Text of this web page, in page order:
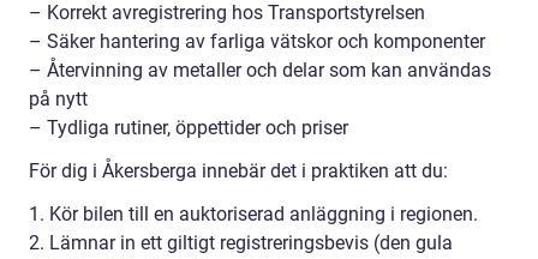
– Korrekt avregistrering hos Transportstyrelsen
– Säker hantering av farliga vätskor och komponenter
– Återvinning av metaller och delar som kan användas
på nytt
– Tydliga rutiner, öppettider och priser
För dig i Åkersberga innebär det i praktiken att du:
1. Kör bilen till en auktoriserad anläggning i regionen.
2. Lämnar in ett giltigt registreringsbevis (den gula